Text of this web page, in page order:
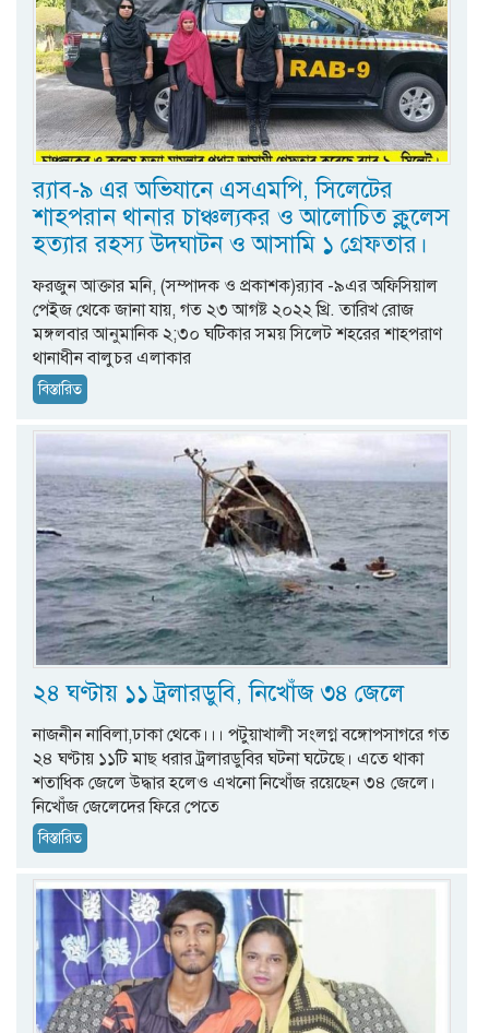
র‌্যাব-৯ এর অভিযানে এসএমপি, সিলেটের
শাহপরান থানার চাঞ্চল্যকর ও আলোচিত ক্লুলেস
হত্যার রহস্য উদঘাটন ও আসামি ১ গ্রেফতার।
ফরজুন আক্তার মনি, (সম্পাদক ও প্রকাশক)র‍্যাব -৯এর অফিসিয়াল
পেইজ থেকে জানা যায়, গত ২৩ আগষ্ট ২০২২ খ্রি. তারিখ রোজ
মঙ্গলবার আনুমানিক ২;৩০ ঘটিকার সময় সিলেট শহরের শাহপরাণ
থানাধীন বালুচর এলাকার
বিস্তারিত
২৪ ঘণ্টায় ১১ ট্রলারডুবি, নিখোঁজ ৩৪ জেলে
নাজনীন নাবিলা,ঢাকা থেকে।।। পটুয়াখালী সংলগ্ন বঙ্গোপসাগরে গত
২৪ ঘণ্টায় ১১টি মাছ ধরার ট্রলারডুবির ঘটনা ঘটেছে। এতে থাকা
শতাধিক জেলে উদ্ধার হলেও এখনো নিখোঁজ রয়েছেন ৩৪ জেলে।
নিখোঁজ জেলেদের ফিরে পেতে
বিস্তারিত